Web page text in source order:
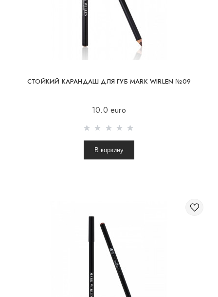
СТОЙКИЙ КАРАНДАШ ДЛЯ ГУБ MARK WIRLEN №09
10.0 euro
В корзину